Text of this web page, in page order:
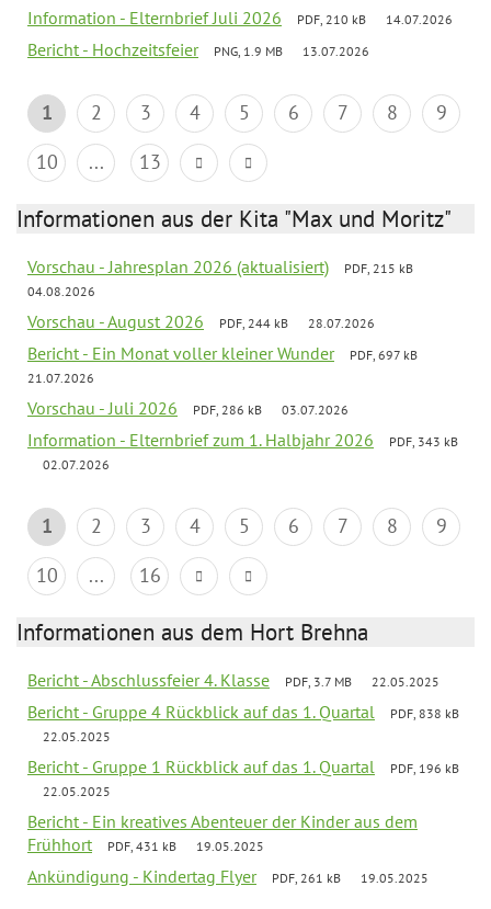
Information - Elternbrief Juli 2026 PDF, 210 kB 14.07.2026
Bericht - Hochzeitsfeier PNG, 1.9 MB 13.07.2026
1 2 3 4 5 6 7 8
9
10
... 13
Informationen aus der Kita "Max und Moritz"
Vorschau - Jahresplan 2026 (aktualisiert)
PDF, 215 kB
04.08.2026
Vorschau - August 2026 PDF, 244 kB 28.07.2026
Bericht - Ein Monat voller kleiner Wunder
PDF, 697 kB
21.07.2026
Vorschau - Juli 2026 PDF, 286 kB 03.07.2026
Information - Elternbrief zum 1. Halbjahr 2026
PDF, 343 kB
02.07.2026
1 2 3 4 5 6 7 8
9
10
... 16
Informationen aus dem Hort Brehna
Bericht - Abschlussfeier 4. Klasse PDF, 3.7 MB 22.05.2025
Bericht - Gruppe 4 Rückblick auf das 1. Quartal
PDF, 838 kB
22.05.2025
Bericht - Gruppe 1 Rückblick auf das 1. Quartal
PDF, 196 kB
22.05.2025
Bericht - Ein kreatives Abenteuer der Kinder aus dem
Frühhort
PDF, 431 kB 19.05.2025
Ankündigung - Kindertag Flyer PDF, 261 kB 19.05.2025